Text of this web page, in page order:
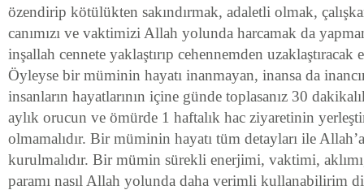
özendirip kötülükten sakındırmak, adaletli olmak,
canımızı ve vaktimizi Allah yolunda harcamak da
inşallah cennete yaklaştırıp cehennemden uzaklaştıracak
Öyleyse bir müminin hayatı inanmayan, inansa da
insanların hayatlarının içine günde toplasanız 30
aylık orucun ve ömürde 1 haftalık hac ziyaretinin
olmamalıdır. Bir müminin hayatı tüm detayları ile
kurulmalıdır. Bir mümin sürekli enerjimi, vaktimi,
paramı nasıl Allah yolunda daha verimli kullanabilirim